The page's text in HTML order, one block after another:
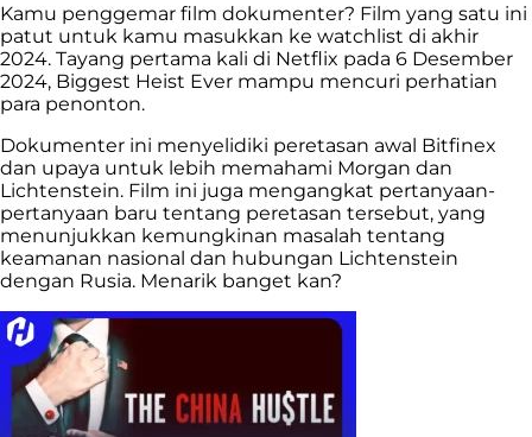
Kamu penggemar film dokumenter? Film yang satu ini
patut untuk kamu masukkan ke watchlist di akhir
2024. Tayang pertama kali di Netflix pada 6 Desember
2024, Biggest Heist Ever mampu mencuri perhatian
para penonton.
Dokumenter ini menyelidiki peretasan awal Bitfinex
dan upaya untuk lebih memahami Morgan dan
Lichtenstein. Film ini juga mengangkat pertanyaan-
pertanyaan baru tentang peretasan tersebut, yang
menunjukkan kemungkinan masalah tentang
keamanan nasional dan hubungan Lichtenstein
dengan Rusia. Menarik banget kan?